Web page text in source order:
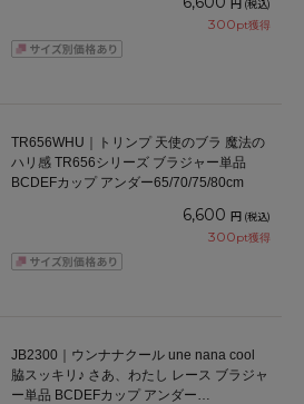
(税込)
300pt獲得
TR656WHU｜トリンプ 天使のブラ 魔法の
ハリ感 TR656シリーズ ブラジャー単品
BCDEFカップ アンダー65/70/75/80cm
6,600 円 (税込)
300pt獲得
JB2300｜ウンナナクール une nana cool
脇スッキリ♪ さあ、わたし レース ブラジャ
ー単品 BCDEFカップ アンダー